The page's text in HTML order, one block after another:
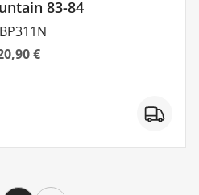
83-84
€